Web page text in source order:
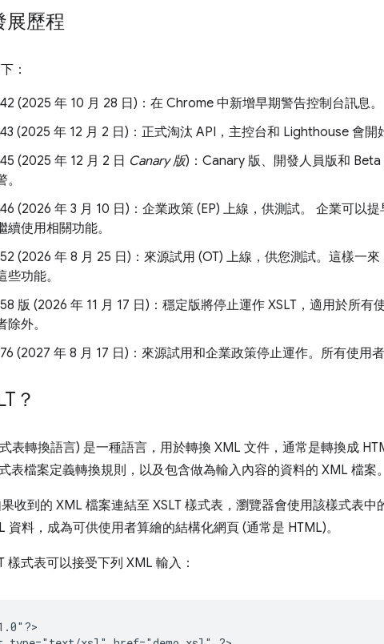
展歷程
：
(2025 年 10 月 28 日)：在 Chrome 中新增早期警告控制台訊息。
(2025 年 12 月 2 日)：正式淘汰 API，主控台和 Lighthouse 會開
(2025 年 12 月 2 日 Canary 版)：Canary 版、開發人員版和
(2026 年 3 月 10 日)：企業政策 (EP) 上線，供測試。 企業可以
續使用相關功能。
(2026 年 8 月 25 日)：來源試用 (OT) 上線，供您測試。這樣一
功能。
版 (2026 年 11 月 17 日)：穩定版將停止運作 XSLT，適用於所有
外。
(2027 年 8 月 17 日)：來源試用和企業政策停止運作。所有使用者
？
表轉換語言) 是一種語言，用於轉換 XML 文件，通常是轉換成
表檔案定義轉換規則，以及包含做為輸入內容的資料的 XML 檔案。
收到的 XML 檔案連結至 XSLT 樣式表，瀏覽器會使用該樣式表
資料，成為可供使用者算繪的結構化網頁 (通常是 HTML)。
樣式表可以接受下列 XML 輸入：